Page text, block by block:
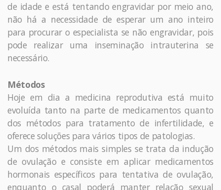
de idade e está tentando engravidar por meio ano,
não há a necessidade de esperar um ano inteiro
para procurar o especialista se não engravidar, pois
pode realizar uma inseminação intrauterina se
necessário.
Métodos
Hoje em dia a medicina reprodutiva está muito
evoluída tanto na parte de medicamentos quanto
dos métodos para tratamento de infertilidade, e
oferece soluções para vários tipos de patologias.
Um dos métodos mais simples se trata da indução
de ovulação e consiste em aplicar medicamentos
hormonais específicos para tentativa de ovulação,
enquanto o casal poderá manter relação sexual